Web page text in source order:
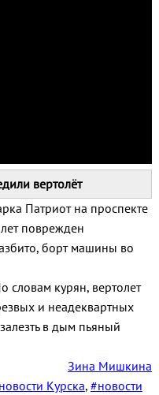
вертолёт
Патриот на проспекте
поврежден
борт машины во
словам курян, вертолет
и неадеквартных
в дым пьяный
Зина Мишкина
Курска, #новости